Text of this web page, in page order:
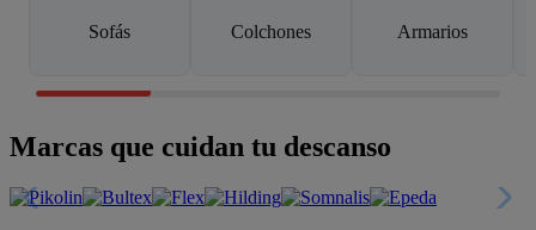
Sofás Colchones Armarios
Marcas que cuidan tu descanso